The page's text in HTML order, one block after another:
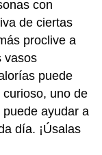
con
de ciertas
proclive a
vasos
puede
uno de
ayudar a
día. ¡Úsalas